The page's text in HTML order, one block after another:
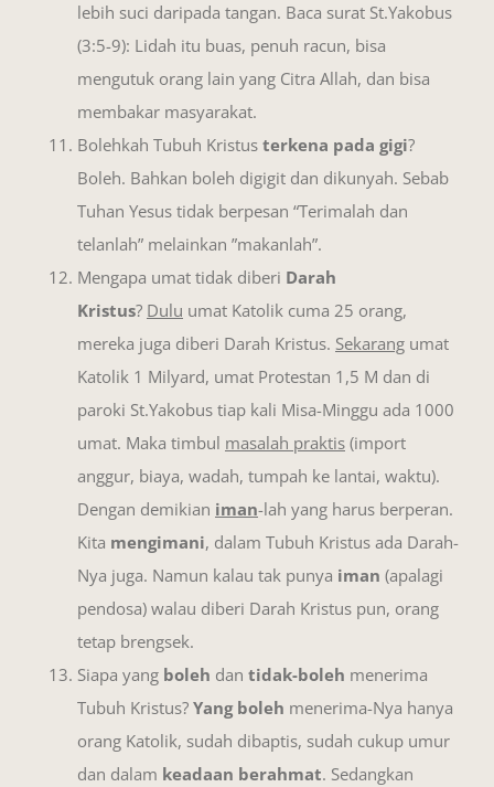
lebih suci daripada tangan. Baca surat St.Yakobus
(3:5-9): Lidah itu buas, penuh racun, bisa
mengutuk orang lain yang Citra Allah, dan bisa
membakar masyarakat.
Bolehkah Tubuh Kristus terkena pada gigi?
Boleh. Bahkan boleh digigit dan dikunyah. Sebab
Tuhan Yesus tidak berpesan “Terimalah dan
telanlah” melainkan ”makanlah”.
Mengapa umat tidak diberi Darah
Kristus? Dulu umat Katolik cuma 25 orang,
mereka juga diberi Darah Kristus. Sekarang umat
Katolik 1 Milyard, umat Protestan 1,5 M dan di
paroki St.Yakobus tiap kali Misa-Minggu ada 1000
umat. Maka timbul masalah praktis (import
anggur, biaya, wadah, tumpah ke lantai, waktu).
Dengan demikian iman-lah yang harus berperan.
Kita mengimani, dalam Tubuh Kristus ada Darah-
Nya juga. Namun kalau tak punya iman (apalagi
pendosa) walau diberi Darah Kristus pun, orang
tetap brengsek.
Siapa yang boleh dan tidak-boleh menerima
Tubuh Kristus? Yang boleh menerima-Nya hanya
orang Katolik, sudah dibaptis, sudah cukup umur
dan dalam keadaan berahmat. Sedangkan